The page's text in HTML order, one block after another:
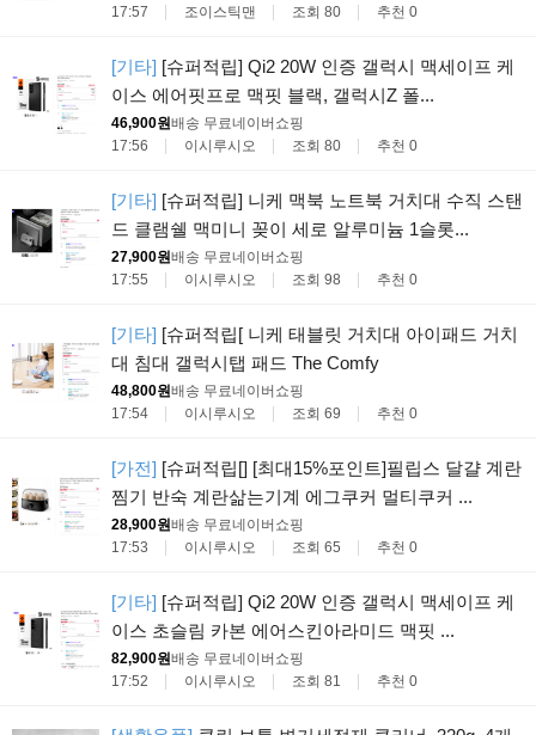
17:57
조이스틱맨 조회 80 추천 0
[기타] [슈퍼적립] Qi2 20W 인증 갤럭시 맥세이프 케
이스 에어핏프로 맥핏 블랙, 갤럭시Z 폴...
46,900원배송 무료네이버쇼핑
17:56
이시루시오 조회 80 추천 0
[기타] [슈퍼적립] 니케 맥북 노트북 거치대 수직 스탠
드 클램쉘 맥미니 꽂이 세로 알루미늄 1슬롯...
27,900원배송 무료네이버쇼핑
17:55
이시루시오 조회 98 추천 0
[기타] [슈퍼적립[ 니케 태블릿 거치대 아이패드 거치
대 침대 갤럭시탭 패드 The Comfy
48,800원배송 무료네이버쇼핑
17:54
이시루시오 조회 69 추천 0
[가전] [슈퍼적립[] [최대15%포인트]필립스 달걀 계란
찜기 반숙 계란삶는기계 에그쿠커 멀티쿠커 ...
28,900원배송 무료네이버쇼핑
17:53
이시루시오 조회 65 추천 0
[기타] [슈퍼적립] Qi2 20W 인증 갤럭시 맥세이프 케
이스 초슬림 카본 에어스킨아라미드 맥핏 ...
82,900원배송 무료네이버쇼핑
17:52
이시루시오 조회 81 추천 0